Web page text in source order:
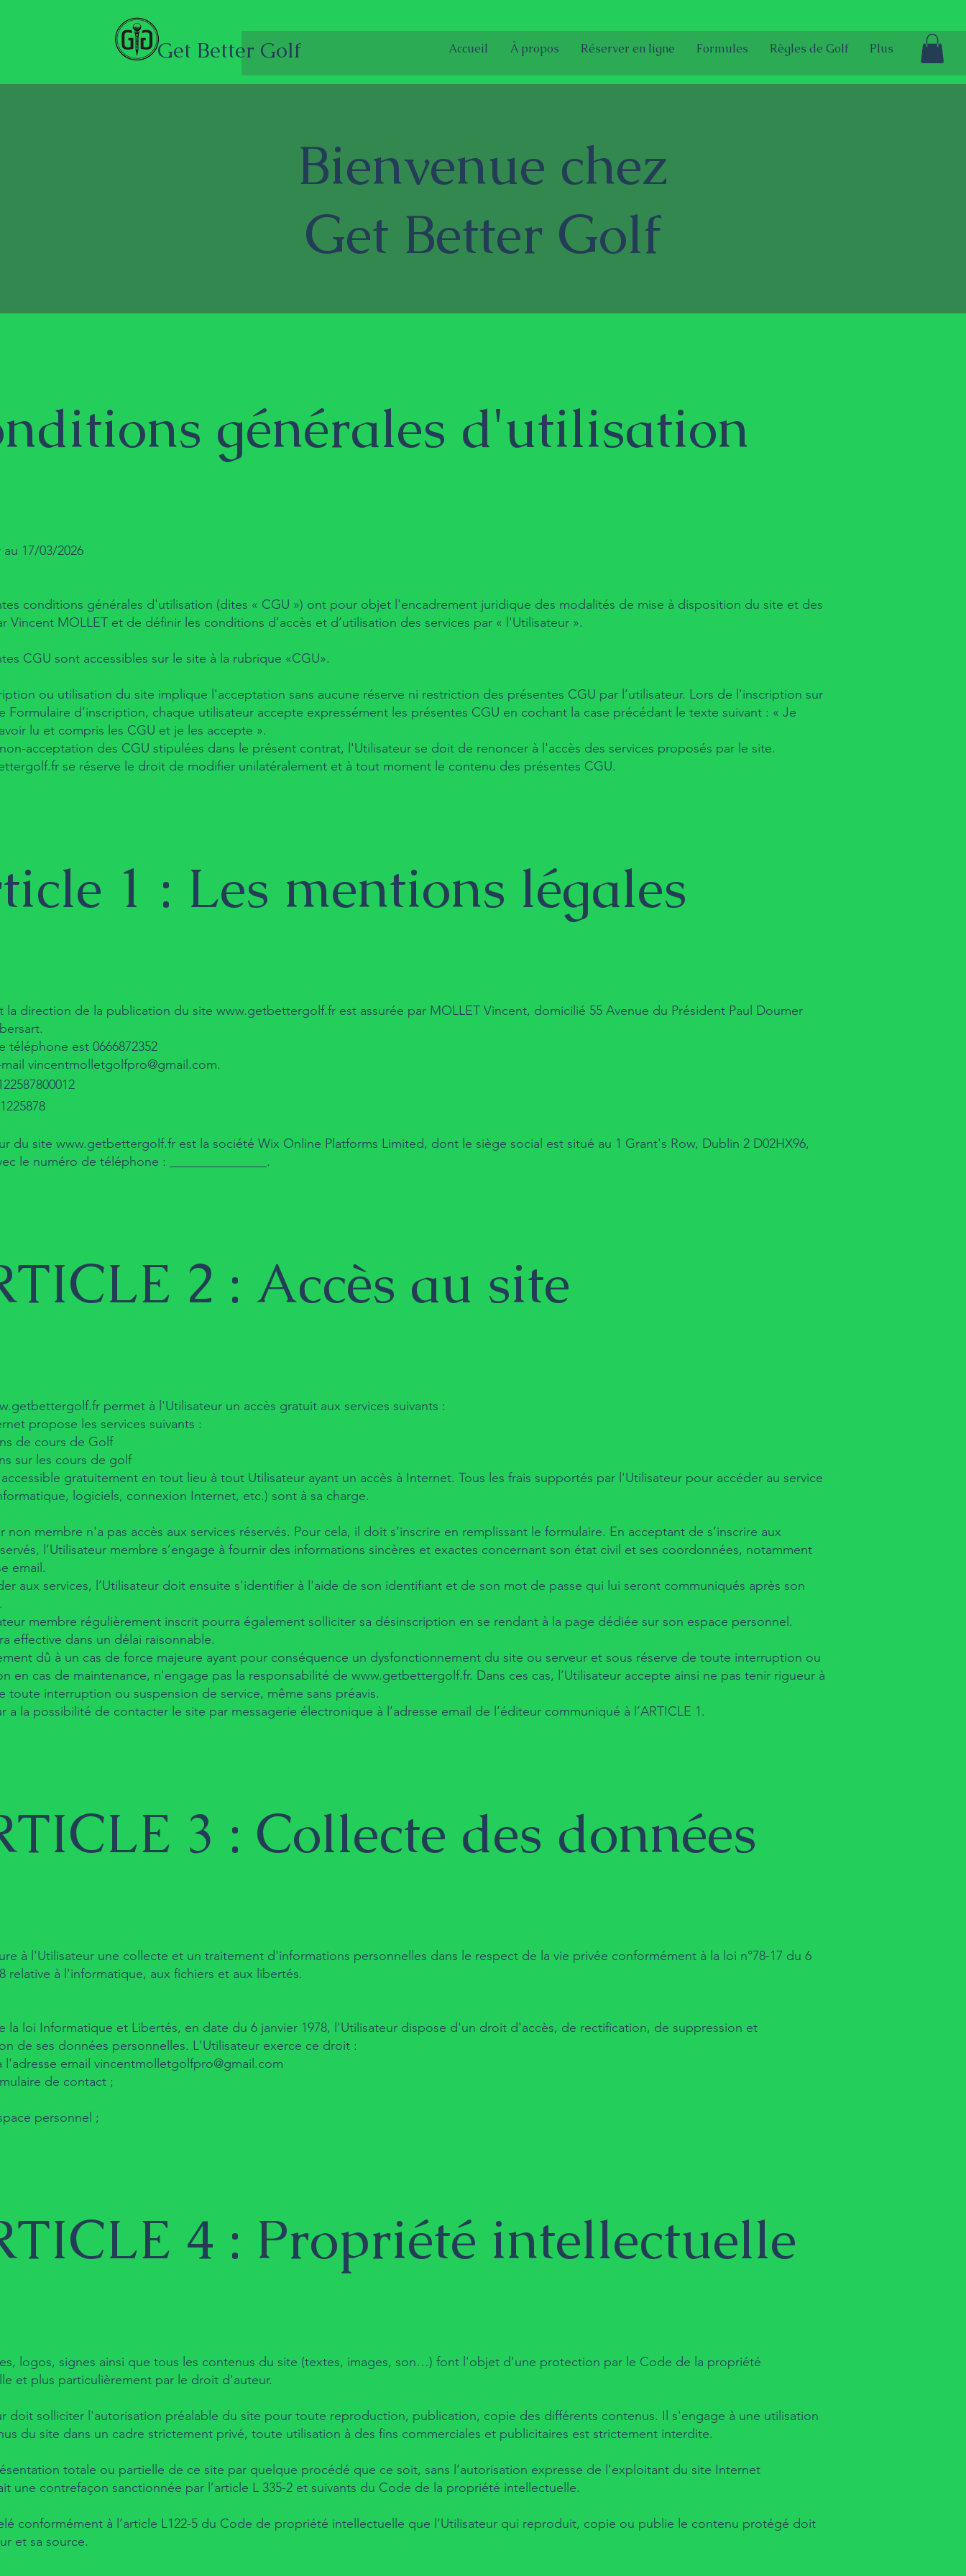
Get Better Golf Accueil À propos Réserver en ligne Formules Règles de Golf Plus
Bienvenue chez
Get Better Golf
générales d'utilisation
17/03/2026
conditions générales d'utilisation (dites « CGU ») ont pour objet l'encadrement juridique des modalités de mise à disposition du site et des
Vincent MOLLET et de définir les conditions d’accès et d’utilisation des services par « l'Utilisateur ».
CGU sont accessibles sur le site à la rubrique «CGU».
ou utilisation du site implique l'acceptation sans aucune réserve ni restriction des présentes CGU par l’utilisateur. Lors de l'inscription sur
Formulaire d’inscription, chaque utilisateur accepte expressément les présentes CGU en cochant la case précédant le texte suivant : « Je
lu et compris les CGU et je les accepte ».
acceptation des CGU stipulées dans le présent contrat, l'Utilisateur se doit de renoncer à l'accès des services proposés par le site.
se réserve le droit de modifier unilatéralement et à tout moment le contenu des présentes CGU.
1 : Les mentions légales
la direction de la publication du site www.getbettergolf.fr est assurée par MOLLET Vincent, domicilié 55 Avenue du Président Paul Doumer
téléphone est 0666872352
vincentmolletgolfpro@gmail.com.
du site www.getbettergolf.fr est la société Wix Online Platforms Limited, dont le siège social est situé au 1 Grant's Row, Dublin 2 D02HX96,
le numéro de téléphone : _______________.
2 : Accès au site
permet à l'Utilisateur un accès gratuit aux services suivants :
propose les services suivants :
de cours de Golf
sur les cours de golf
gratuitement en tout lieu à tout Utilisateur ayant un accès à Internet. Tous les frais supportés par l'Utilisateur pour accéder au service
logiciels, connexion Internet, etc.) sont à sa charge.
non membre n'a pas accès aux services réservés. Pour cela, il doit s’inscrire en remplissant le formulaire. En acceptant de s’inscrire aux
l’Utilisateur membre s’engage à fournir des informations sincères et exactes concernant son état civil et ses coordonnées, notamment
email.
aux services, l’Utilisateur doit ensuite s'identifier à l'aide de son identifiant et de son mot de passe qui lui seront communiqués après son
membre régulièrement inscrit pourra également solliciter sa désinscription en se rendant à la page dédiée sur son espace personnel.
effective dans un délai raisonnable.
dû à un cas de force majeure ayant pour conséquence un dysfonctionnement du site ou serveur et sous réserve de toute interruption ou
en cas de maintenance, n'engage pas la responsabilité de www.getbettergolf.fr. Dans ces cas, l’Utilisateur accepte ainsi ne pas tenir rigueur à
toute interruption ou suspension de service, même sans préavis.
a la possibilité de contacter le site par messagerie électronique à l’adresse email de l’éditeur communiqué à l’ARTICLE 1.
3 : Collecte des données
à l'Utilisateur une collecte et un traitement d'informations personnelles dans le respect de la vie privée conformément à la loi n°78-17 du 6
relative à l'informatique, aux fichiers et aux libertés.
la loi Informatique et Libertés, en date du 6 janvier 1978, l'Utilisateur dispose d'un droit d'accès, de rectification, de suppression et
de ses données personnelles. L'Utilisateur exerce ce droit :
l'adresse email vincentmolletgolfpro@gmail.com
de contact ;
personnel ;
4 : Propriété intellectuelle
logos, signes ainsi que tous les contenus du site (textes, images, son…) font l'objet d'une protection par le Code de la propriété
et plus particulièrement par le droit d'auteur.
doit solliciter l'autorisation préalable du site pour toute reproduction, publication, copie des différents contenus. Il s'engage à une utilisation
du site dans un cadre strictement privé, toute utilisation à des fins commerciales et publicitaires est strictement interdite.
totale ou partielle de ce site par quelque procédé que ce soit, sans l’autorisation expresse de l’exploitant du site Internet
une contrefaçon sanctionnée par l’article L 335-2 et suivants du Code de la propriété intellectuelle.
conformément à l’article L122-5 du Code de propriété intellectuelle que l’Utilisateur qui reproduit, copie ou publie le contenu protégé doit
et sa source.